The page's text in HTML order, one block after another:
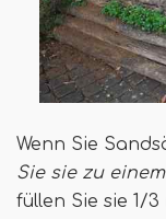
Wenn Sie
Sie sie zu
füllen Sie sie 1/